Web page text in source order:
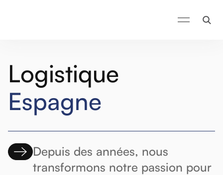
Logistique
Espagne
Depuis des années, nous
transformons notre passion pour